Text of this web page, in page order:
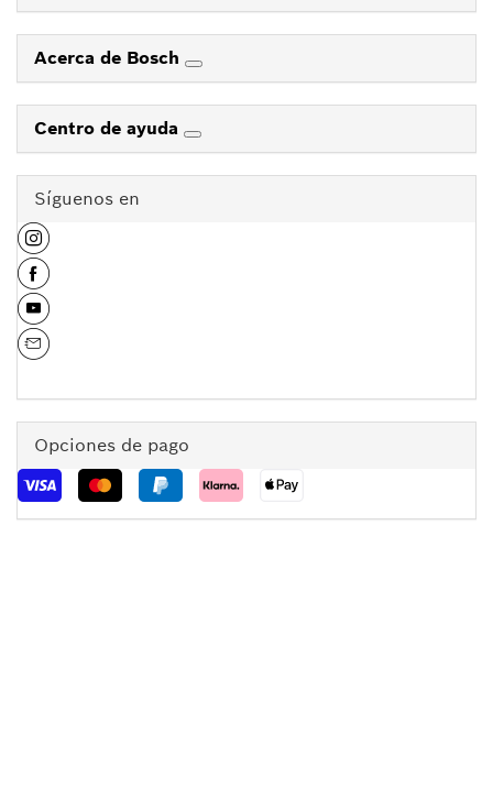
Acerca de Bosch
Centro de ayuda
Síguenos en
Opciones de pago